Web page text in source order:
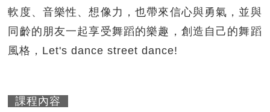
軟度、音樂性、想像力，也帶來信心與勇氣，並與
同齡的朋友一起享受舞蹈的樂趣，創造自己的舞蹈
風格，Let's dance street dance!
課程內容